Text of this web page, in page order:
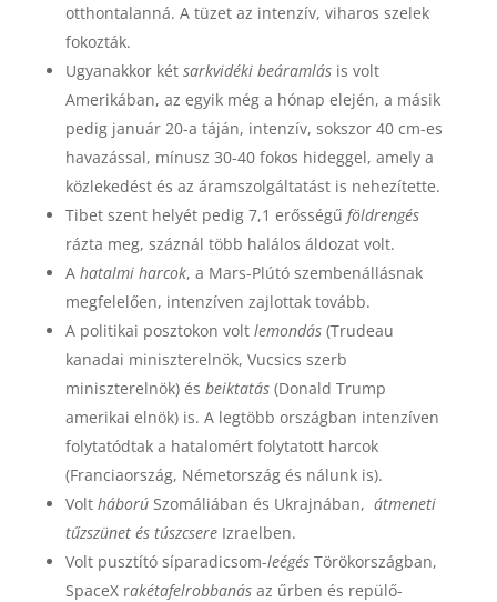
otthontalanná. A tüzet az intenzív, viharos szelek
fokozták.
Ugyanakkor két sarkvidéki beáramlásis volt
Amerikában, az egyik még a hónap elején, a másik
pedig január 20-a táján, intenzív, sokszor 40 cm-es
havazással, mínusz 30-40 fokos hideggel, amely a
közlekedést és az áramszolgáltatást is nehezítette.
Tibet szent helyét pedig 7,1 erősségű földrengés
rázta meg, száznál több halálos áldozat volt.
A hatalmi harcok, a Mars-Plútó szembenállásnak
megfelelően, intenzíven zajlottak tovább.
A politikai posztokon volt lemondás(Trudeau
kanadai miniszterelnök, Vucsics szerb
miniszterelnök) és beiktatás(Donald Trump
amerikai elnök) is. A legtöbb országban intenzíven
folytatódtak a hatalomért folytatott harcok
(Franciaország, Németország és nálunk is).
Volt háborúSzomáliában és Ukrajnában, átmeneti
tűzszünet és túszcsereIzraelben.
Volt pusztító síparadicsom-leégésTörökországban,
SpaceX rakétafelrobbanásaz űrben és repülő-